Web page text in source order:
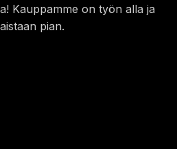
Kauppamme on työn alla ja
pian.